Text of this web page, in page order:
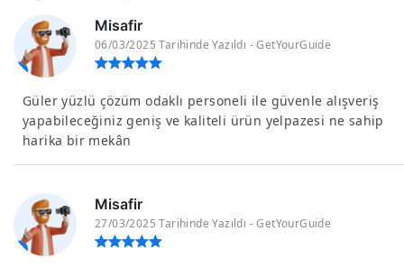
Misafir
06/03/2025 Tarihinde Yazıldı - GetYourGuide
Güler yüzlü çözüm odaklı personeli ile güvenle alışveriş
yapabileceğiniz geniş ve kaliteli ürün yelpazesi ne sahip
harika bir mekân
Misafir
27/03/2025 Tarihinde Yazıldı - GetYourGuide